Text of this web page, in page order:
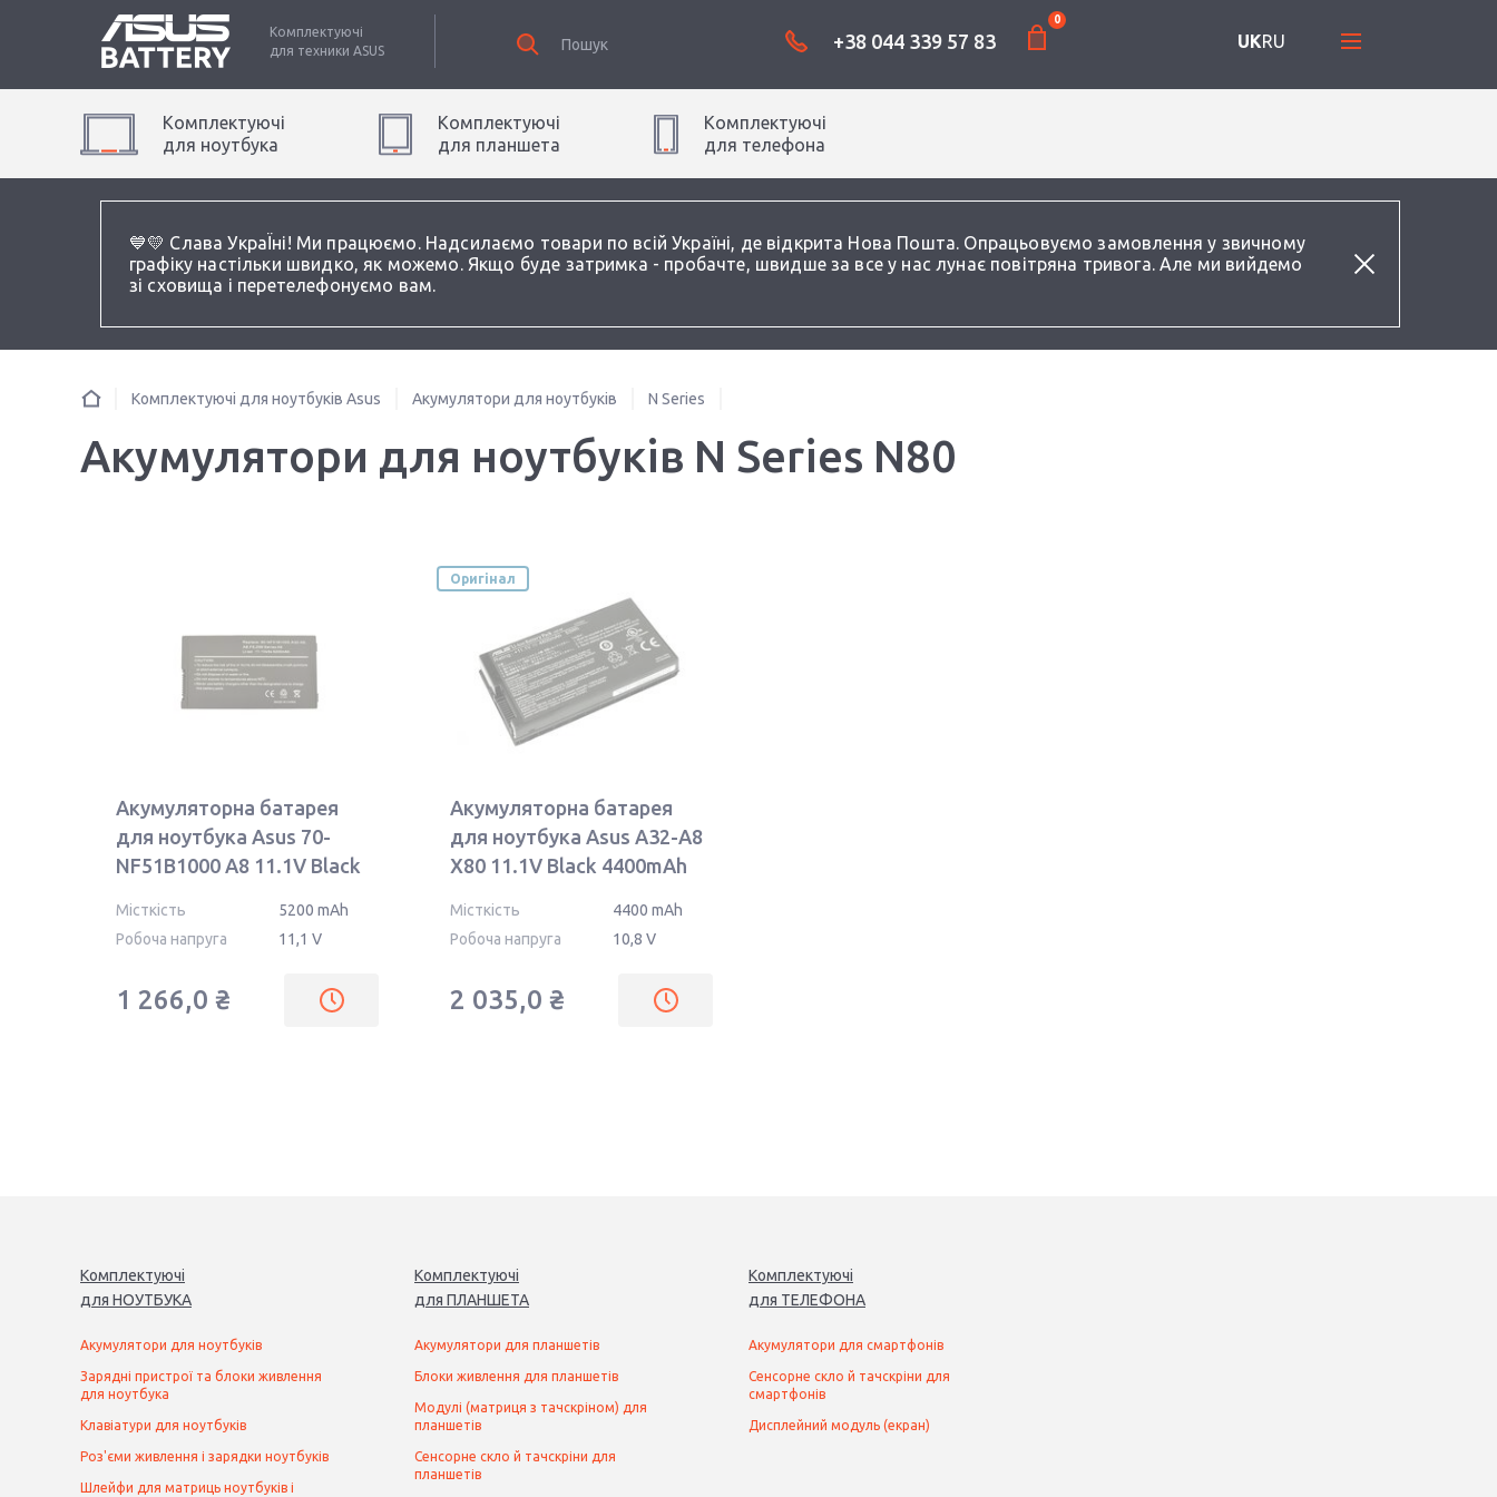
💙💛 Слава УкраЇні! Ми працюємо. Надсилаємо товари по всій Україні, де відкрита Нова Пошта. Опрацьовуємо замовлення у звичному
графіку настільки швидко, як можемо. Якщо буде затримка - пробачте, швидше за все у нас лунає повітряна тривога. Але ми вийдемо
зі сховища і перетелефонуємо вам.
Комплектуючі
для техники ASUS +38 044 339 57 83
0
UKRU
Комплектуючі
для ноутбука
Комплектуючі
для планшета
Комплектуючі
для телефона
Комплектуючі для ноутбуків Asus Акумулятори для ноутбуків N Series
Акумулятори для ноутбуків N Series N80
Акумуляторна батарея
для ноутбука Asus 70-
NF51B1000 A8 11.1V Black
Місткість
5200 mAh
Робоча напруга
11,1 V
1 266,0 ₴
Оригінал
Акумуляторна батарея
для ноутбука Asus A32-A8
X80 11.1V Black 4400mAh
Місткість
4400 mAh
Робоча напруга
10,8 V
2 035,0 ₴
Комплектуючі
для НОУТБУКА
Акумулятори для ноутбуків
Зарядні пристрої та блоки живлення
для ноутбука
Клавіатури для ноутбуків
Роз'єми живлення і зарядки ноутбуків
Шлейфи для матриць ноутбуків і
Комплектуючі
для ПЛАНШЕТА
Акумулятори для планшетів
Блоки живлення для планшетів
Модулі (матриця з тачскріном) для
планшетів
Сенсорне скло й тачскріни для
планшетів
Комплектуючі
для ТЕЛЕФОНА
Акумулятори для смартфонів
Сенсорне скло й тачскріни для
смартфонів
Дисплейний модуль (екран)